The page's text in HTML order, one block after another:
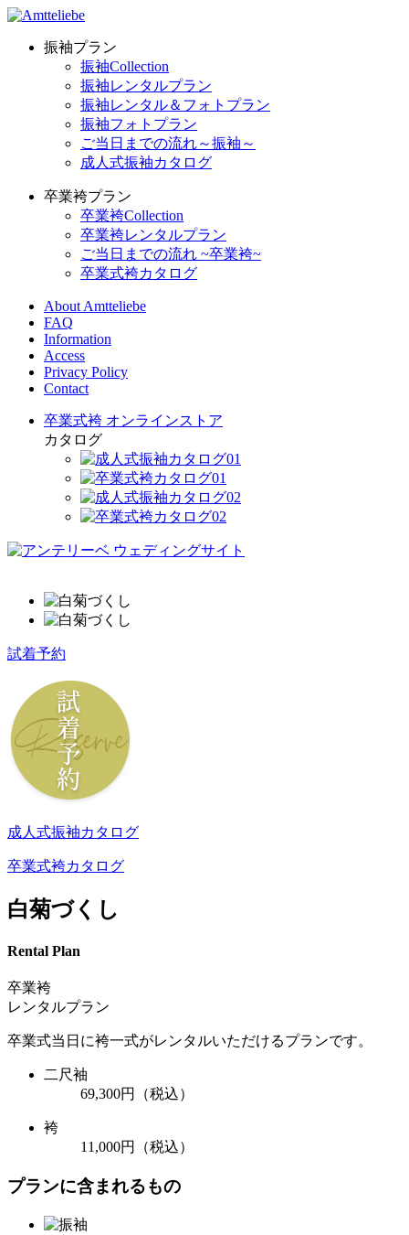
振袖プラン
振袖Collection
振袖レンタルプラン
振袖レンタル＆フォトプラン
振袖フォトプラン
ご当日までの流れ～振袖～
成人式振袖カタログ
卒業袴プラン
卒業袴Collection
卒業袴レンタルプラン
ご当日までの流れ ~卒業袴~
卒業式袴カタログ
About Amtteliebe
FAQ
Information
Access
Privacy Policy
Contact
卒業式袴 オンラインストア
カタログ
試着予約
成人式振袖カタログ
卒業式袴カタログ
白菊づくし
Rental Plan
卒業袴
レンタルプラン
卒業式当日に袴一式がレンタルいただけるプランです。
二尺袖
69,300円
（税込）
袴
11,000円
（税込）
プランに含まれるもの